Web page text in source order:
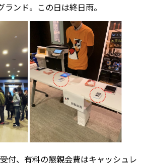
ンド。この日は終日雨。
付、有料の懇親会費はキャッシュレ